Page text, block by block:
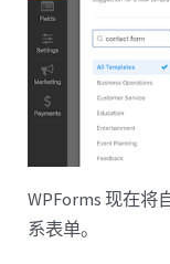
WPForms 现在将
系表单。